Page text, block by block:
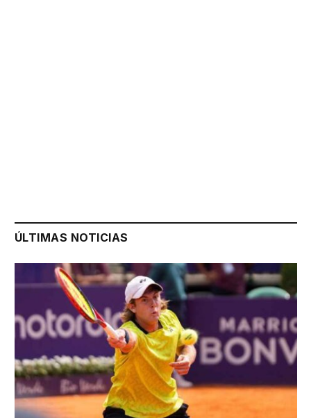
ÚLTIMAS NOTICIAS